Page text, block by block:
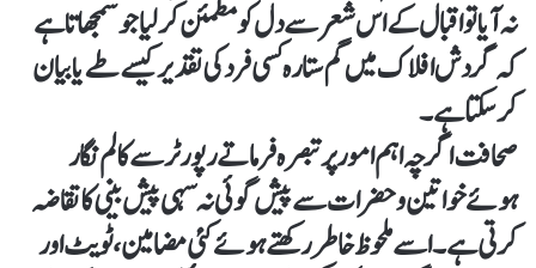
نہ آیا تو اقبال کے اس شعر سے دل کو مطمئن کرلیا جو سمجھاتا ہے
کہ گردش افلاک میں گم ستارہ کسی فرد کی تقدیر کیسے طے یا بیان
کرسکتا ہے۔
صحافت اگرچہ اہم امور پر تبصرہ فرماتے رپورٹر سے کالم نگار
ہوئے خواتین وحضرات سے پیش گوئی نہ سہی پیش بینی کا تقاضہ
کرتی ہے۔ اسے ملحوظ خاطر رکھتے ہوئے کئی مضامین، ٹویٹ اور